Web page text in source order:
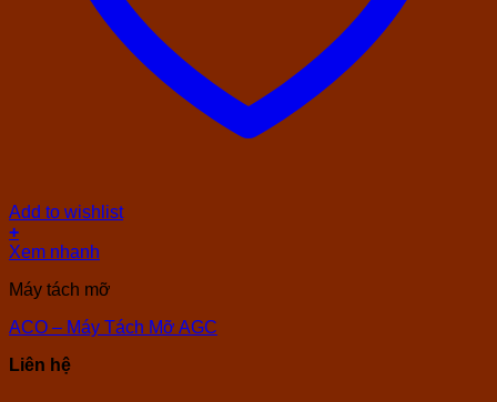
Add to wishlist
+
Xem nhanh
Máy tách mỡ
ACO – Máy Tách Mỡ AGC
Liên hệ